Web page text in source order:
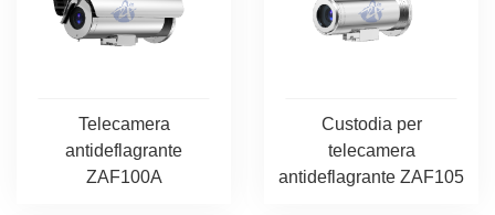
Telecamera
antideflagrante
ZAF100A
Custodia per
telecamera
antideflagrante ZAF105